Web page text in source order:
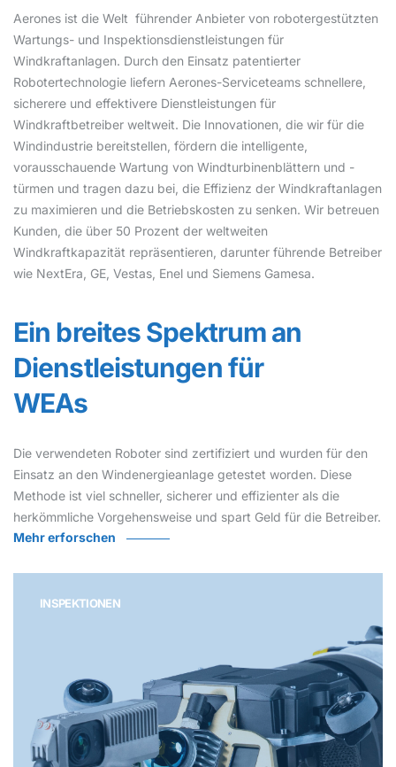
Aerones ist die Welt führender Anbieter von robotergestützten
Wartungs- und Inspektionsdienstleistungen für
Windkraftanlagen. Durch den Einsatz patentierter
Robotertechnologie liefern Aerones-Serviceteams schnellere,
sicherere und effektivere Dienstleistungen für
Windkraftbetreiber weltweit. Die Innovationen, die wir für die
Windindustrie bereitstellen, fördern die intelligente,
vorausschauende Wartung von Windturbinenblättern und -
türmen und tragen dazu bei, die Effizienz der Windkraftanlagen
zu maximieren und die Betriebskosten zu senken. Wir betreuen
Kunden, die über 50 Prozent der weltweiten
Windkraftkapazität repräsentieren, darunter führende Betreiber
wie NextEra, GE, Vestas, Enel und Siemens Gamesa.
Ein breites Spektrum an
Dienstleistungen für
WEAs
Die verwendeten Roboter sind zertifiziert und wurden für den
Einsatz an den Windenergieanlage getestet worden. Diese
Methode ist viel schneller, sicherer und effizienter als die
herkömmliche Vorgehensweise und spart Geld für die Betreiber.
Mehr erforschen
INSPEKTIONEN